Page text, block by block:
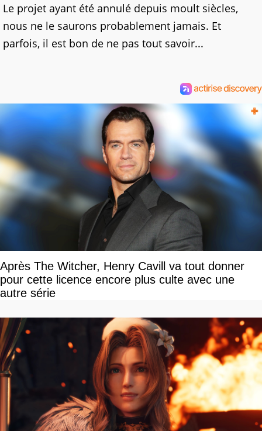
Le projet ayant été annulé depuis moult siècles,
nous ne le saurons probablement jamais. Et
parfois, il est bon de ne pas tout savoir...
Après The Witcher, Henry Cavill va tout donner
pour cette licence encore plus culte avec une
autre série